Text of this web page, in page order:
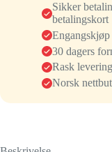
Sikker
betalingskort
30 dagers
Rask
Norsk